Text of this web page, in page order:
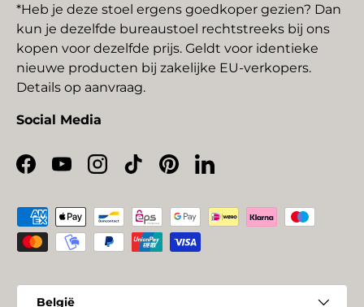
*Heb je deze stoel ergens goedkoper gezien? Dan
kun je dezelfde bureaustoel rechtstreeks bij ons
kopen voor dezelfde prijs. Geldt voor identieke
nieuwe producten bij zakelijke EU-verkopers.
Details op aanvraag.
Social Media
Facebook
YouTubeInstagram
TikTokPinterestLinkedIn
Geaccepteerde betaalmethoden
België